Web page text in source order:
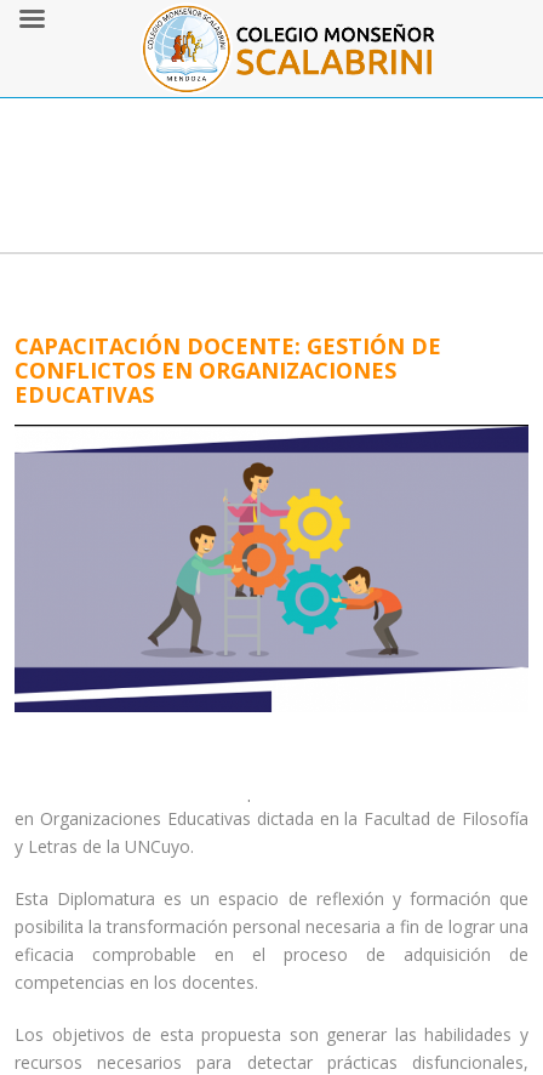
CAPACITACIÓN DOCENTE: GESTIÓN DE
CONFLICTOS EN ORGANIZACIONES
EDUCATIVAS
en Organizaciones Educativas dictada en la Facultad de Filosofía
y Letras de la UNCuyo.
Esta Diplomatura es un espacio de reflexión y formación que
posibilita la transformación personal necesaria a fin de lograr una
eficacia comprobable en el proceso de adquisición de
competencias en los docentes.
Los objetivos de esta propuesta son generar las habilidades y
recursos necesarios para detectar prácticas disfuncionales,